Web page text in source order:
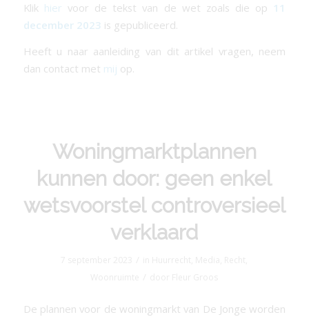
Klik hier voor de tekst van de wet zoals die op 11
december 2023 is gepubliceerd.
Heeft u naar aanleiding van dit artikel vragen, neem
dan contact met mij op.
Woningmarktplannen
kunnen door: geen enkel
wetsvoorstel controversieel
verklaard
De plannen voor de woningmarkt van De Jonge worden